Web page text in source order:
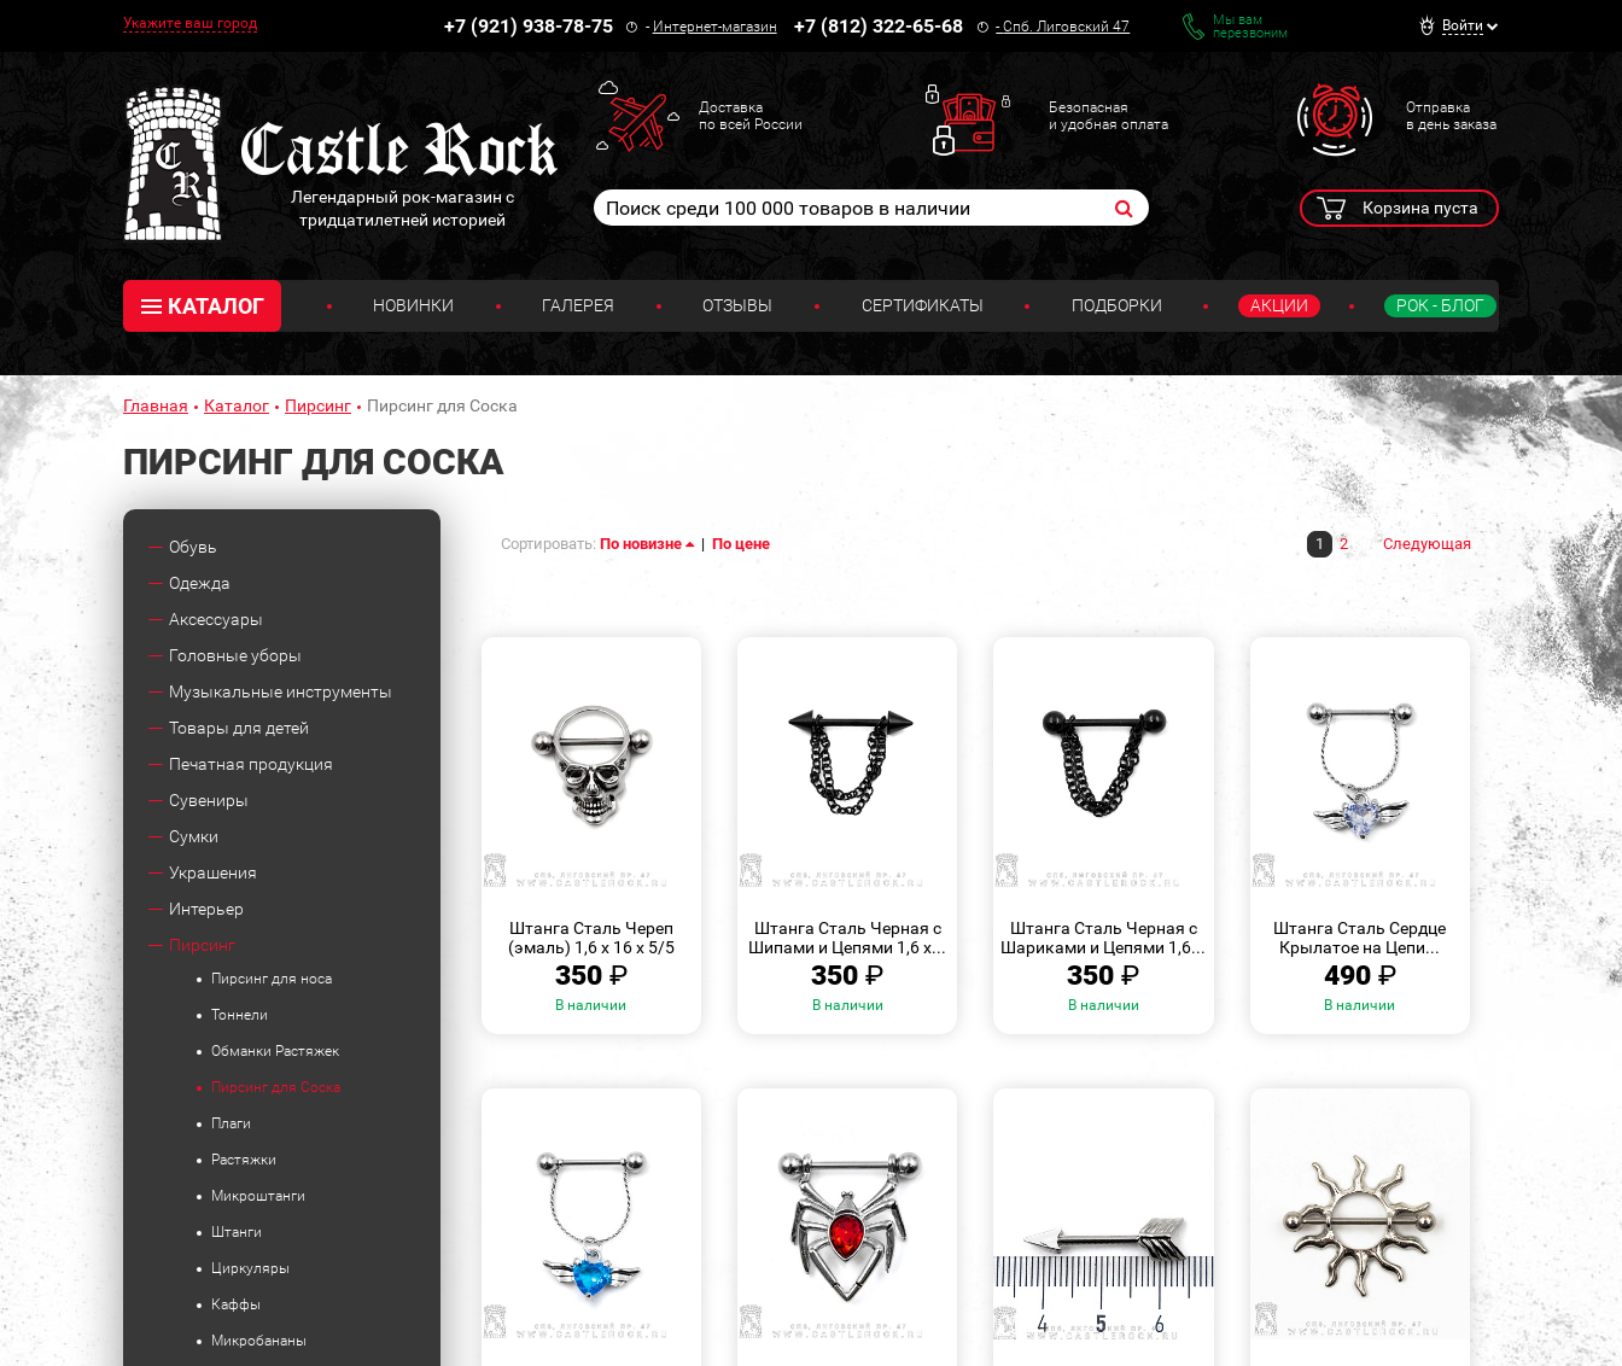
Укажите ваш город +7 (921) 938-78-75 - Интернет-магазин +7 (812) 322-65-68 -Спб. Лиговский 47
Мы вам
перезвоним
Войти
Легендарный рок-магазин с
тридцатилетней историей
Доставка
по всей России
Безопасная
и удобная оплата
Отправка
в день заказа
Корзина пуста
КАТАЛОГ НОВИНКИ ГАЛЕРЕЯ ОТЗЫВЫ СЕРТИФИКАТЫ ПОДБОРКИ АКЦИИ РОК - БЛОГ
Главная Каталог Пирсинг Пирсинг для Соска
ПИРСИНГ ДЛЯ СОСКА
Обувь
Одежда
Аксессуары
Головные уборы
Музыкальные инструменты
Товары для детей
Печатная продукция
Сувениры
Сумки
Украшения
Интерьер
Пирсинг
Пирсинг для носа
Тоннели
Обманки Растяжек
Пирсинг для Соска
Плаги
Растяжки
Микроштанги
Штанги
Циркуляры
Каффы
Микробананы
Сортировать: По новизне | По цене 1 2 Следующая
Штанга Сталь Череп
(эмаль) 1,6 х 16 х 5/5
350 ₽
В наличии
Штанга Сталь Черная с
Шипами и Цепями 1,6 х...
350₽
В наличии
Штанга Сталь Черная с
Шариками и Цепями 1,6...
350₽
В наличии
Штанга Сталь Сердце
Крылатое на Цепи...
490 ₽
В наличии